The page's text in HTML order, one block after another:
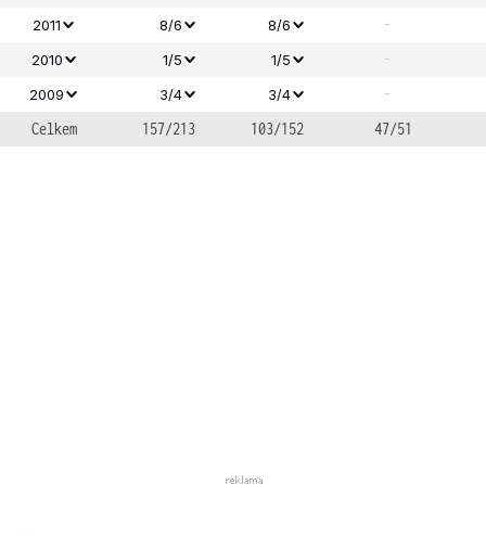
2011 8/6 8/6 -
2010 1/5 1/5 -
2009 3/4 3/4
-
Celkem
157/213 103/152 47/51